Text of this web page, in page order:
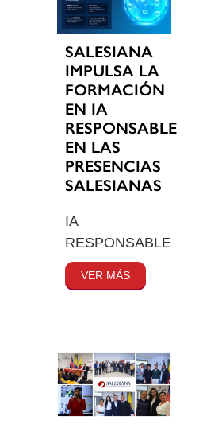
SALESIANA
IMPULSA LA
FORMACIÓN
EN IA
RESPONSABLE
EN LAS
PRESENCIAS
SALESIANAS
IA
RESPONSABLE
VER MÁS